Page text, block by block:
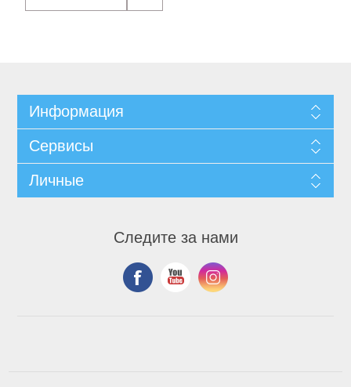
Информация
Сервисы
Личные
Следите за нами